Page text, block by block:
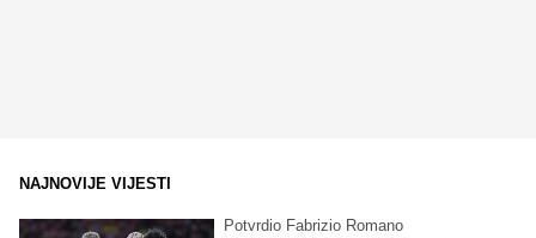
NAJNOVIJE VIJESTI
Potvrdio Fabrizio Romano